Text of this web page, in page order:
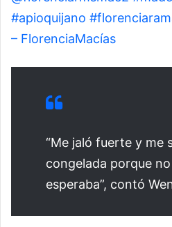
#apioquijano
– FlorenciaMacías
“Me jaló fuerte y me
congelada porque
esperaba”, contó